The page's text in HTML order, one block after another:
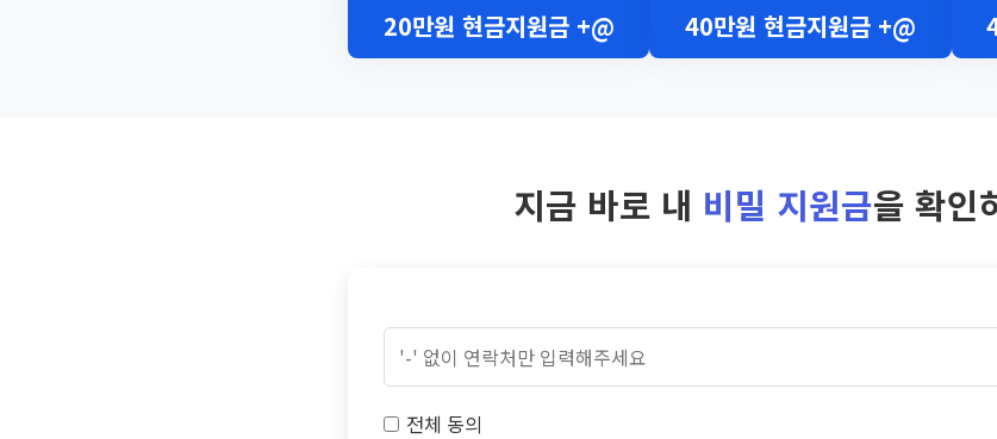
20만원 현금지원금 +@ 40만원 현금지원금 +@
지금 바로 내 비밀 지원금을 확인
전체 동의